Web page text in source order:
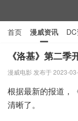
首页 漫威资讯
电视剧资源 漫威图
《洛基》第二季
漫威电影 发布于 2023-
根据最新的报道，
清晰了。